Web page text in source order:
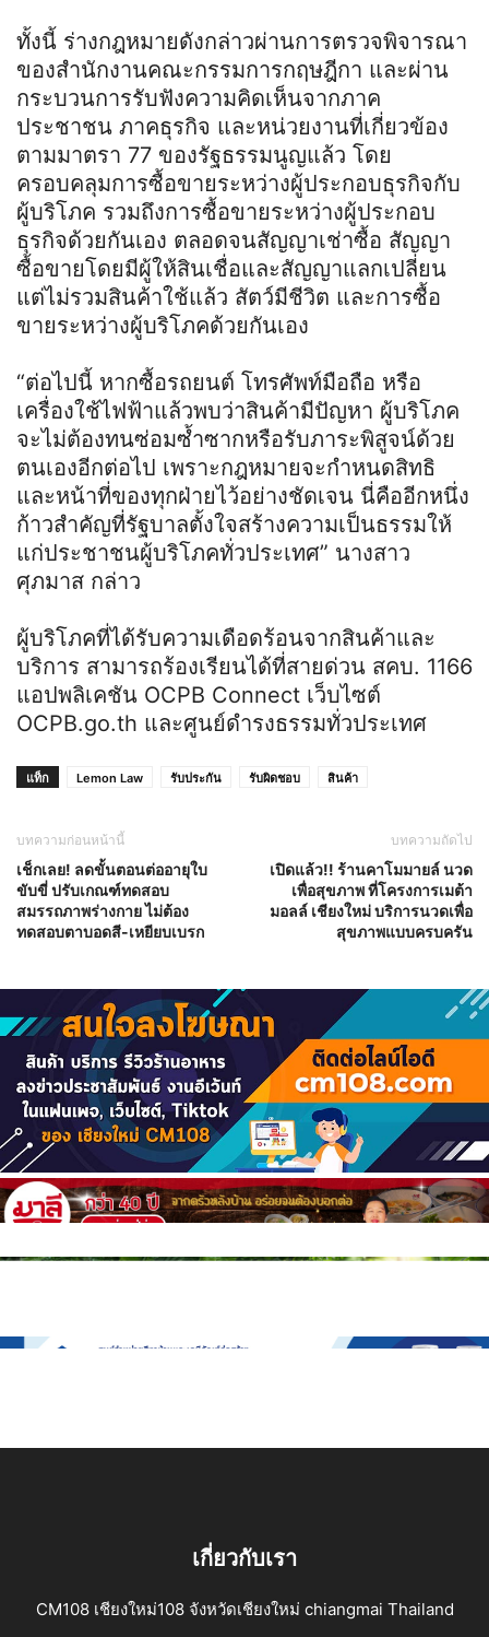
ทั้งนี้ ร่างกฎหมายดังกล่าวผ่านการตรวจพิจารณา
ของสำนักงานคณะกรรมการกฤษฎีกา และผ่าน
กระบวนการรับฟังความคิดเห็นจากภาค
ประชาชน ภาคธุรกิจ และหน่วยงานที่เกี่ยวข้อง
ตามมาตรา 77 ของรัฐธรรมนูญแล้ว โดย
ครอบคลุมการซื้อขายระหว่างผู้ประกอบธุรกิจกับ
ผู้บริโภค รวมถึงการซื้อขายระหว่างผู้ประกอบ
ธุรกิจด้วยกันเอง ตลอดจนสัญญาเช่าซื้อ สัญญา
ซื้อขายโดยมีผู้ให้สินเชื่อและสัญญาแลกเปลี่ยน
แต่ไม่รวมสินค้าใช้แล้ว สัตว์มีชีวิต และการซื้อ
ขายระหว่างผู้บริโภคด้วยกันเอง
“ต่อไปนี้ หากซื้อรถยนต์ โทรศัพท์มือถือ หรือ
เครื่องใช้ไฟฟ้าแล้วพบว่าสินค้ามีปัญหา ผู้บริโภค
จะไม่ต้องทนซ่อมซ้ำซากหรือรับภาระพิสูจน์ด้วย
ตนเองอีกต่อไป เพราะกฎหมายจะกำหนดสิทธิ
และหน้าที่ของทุกฝ่ายไว้อย่างชัดเจน นี่คืออีกหนึ่ง
ก้าวสำคัญที่รัฐบาลตั้งใจสร้างความเป็นธรรมให้
แก่ประชาชนผู้บริโภคทั่วประเทศ” นางสาว
ศุภมาส กล่าว
ผู้บริโภคที่ได้รับความเดือดร้อนจากสินค้าและ
บริการ สามารถร้องเรียนได้ที่สายด่วน สคบ. 1166
แอปพลิเคชัน OCPB Connect เว็บไซต์
OCPB.go.th และศูนย์ดำรงธรรมทั่วประเทศ
แท็ก Lemon Law รับประกัน รับผิดชอบ สินค้า
บทความก่อนหน้านี้
เช็กเลย! ลดขั้นตอนต่ออายุใบ
ขับขี่ ปรับเกณฑ์ทดสอบ
สมรรถภาพร่างกาย ไม่ต้อง
ทดสอบตาบอดสี-เหยียบเบรก
บทความถัดไป
เปิดแล้ว!! ร้านคาโมมายล์ นวด
เพื่อสุขภาพ ที่โครงการเมต้า
มอลล์ เชียงใหม่ บริการนวดเพื่อ
สุขภาพแบบครบครัน
เกี่ยวกับเรา
CM108 เชียงใหม่108 จังหวัดเชียงใหม่ chiangmai Thailand